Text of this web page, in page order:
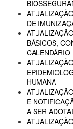
DE
BÁSICOS,
CALENDÁRIO
HUMANA
E
A SER